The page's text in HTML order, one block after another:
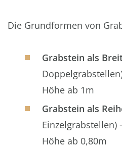
Die Grundformen von
Grabstein als
Höhe ab 1m
Grabstein als
Einzelgrabstellen)
Höhe ab 0,80m